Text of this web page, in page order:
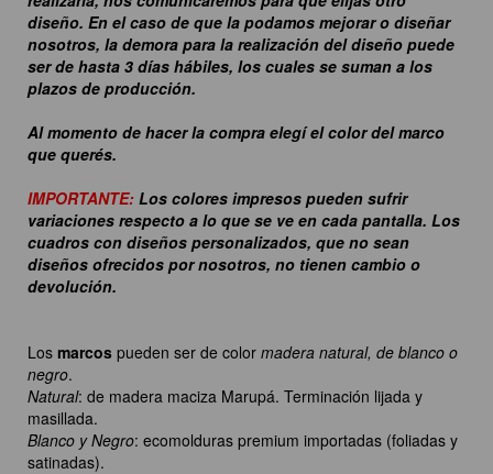
diseño. En el caso de que la podamos mejorar o diseñar
nosotros, la demora para la realización del diseño puede
ser de hasta 3 días hábiles, los cuales se suman a los
plazos de producción.
Al momento de hacer la compra elegí el color del marco
que querés.
IMPORTANTE: Los colores impresos pueden sufrir
variaciones respecto a lo que se ve en cada pantalla. Los
cuadros con diseños personalizados, que no sean
diseños ofrecidos por nosotros, no tienen cambio o
devolución.
Los marcos pueden ser de color madera natural, de blanco o
negro.
Natural: de madera maciza Marupá. Terminación lijada y
masillada.
Blanco y Negro: ecomolduras premium importadas (foliadas y
satinadas).